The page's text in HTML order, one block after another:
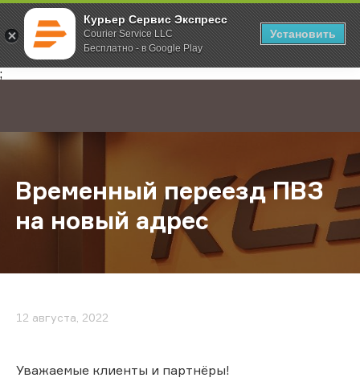
Курьер Сервис Экспресс
Courier Service LLC
Бесплатно - в Google Play
Установить
;
Главная О компании Новости Временный переезд ПВЗ на
Временный переезд ПВЗ
на новый адрес
12 августа, 2022
Уважаемые клиенты и партнёры!